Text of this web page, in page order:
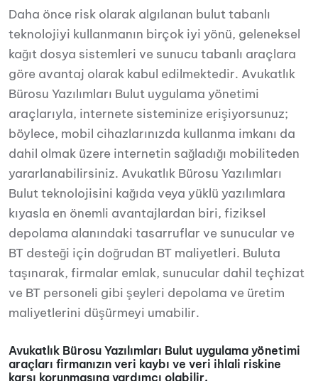
Daha önce risk olarak algılanan bulut tabanlı
teknolojiyi kullanmanın birçok iyi yönü, geleneksel
kağıt dosya sistemleri ve sunucu tabanlı araçlara
göre avantaj olarak kabul edilmektedir. Avukatlık
Bürosu Yazılımları Bulut uygulama yönetimi
araçlarıyla, internete sisteminize erişiyorsunuz;
böylece, mobil cihazlarınızda kullanma imkanı da
dahil olmak üzere internetin sağladığı mobiliteden
yararlanabilirsiniz. Avukatlık Bürosu Yazılımları
Bulut teknolojisini kağıda veya yüklü yazılımlara
kıyasla en önemli avantajlardan biri, fiziksel
depolama alanındaki tasarruflar ve sunucular ve
BT desteği için doğrudan BT maliyetleri. Buluta
taşınarak, firmalar emlak, sunucular dahil teçhizat
ve BT personeli gibi şeyleri depolama ve üretim
maliyetlerini düşürmeyi umabilir.
Avukatlık Bürosu Yazılımları Bulut uygulama yönetimi
araçları firmanızın veri kaybı ve veri ihlali riskine
karşı korunmasına yardımcı olabilir.